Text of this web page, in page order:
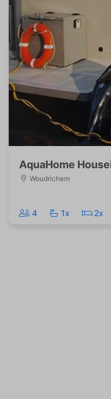
AquaHome
Woudrichem
4 1x 2x